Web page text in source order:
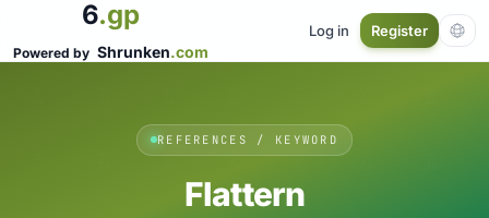
6.gp
Powered by Shrunken.com
Log in Register
REFERENCES / KEYWORD
Flattern